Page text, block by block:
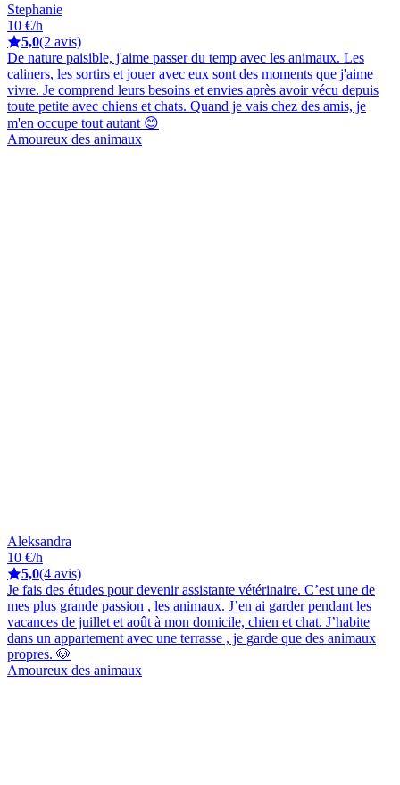
Stephanie
10 €/h
5,0(2 avis)
De nature paisible, j'aime passer du temp avec les animaux. Les
caliners, les sortirs et jouer avec eux sont des moments que j'aime
vivre. Je comprend leurs besoins et envies après avoir vécu depuis
toute petite avec chiens et chats. Quand je vais chez des amis, je
m'en occupe tout autant 😊
Amoureux des animaux
Aleksandra
10 €/h
5,0(4 avis)
Je fais des études pour devenir assistante vétérinaire. C’est une de
mes plus grande passion , les animaux. J’en ai garder pendant les
vacances de juillet et août à mon domicile, chien et chat. J’habite
dans un appartement avec une terrasse , je garde que des animaux
propres. 🐶
Amoureux des animaux